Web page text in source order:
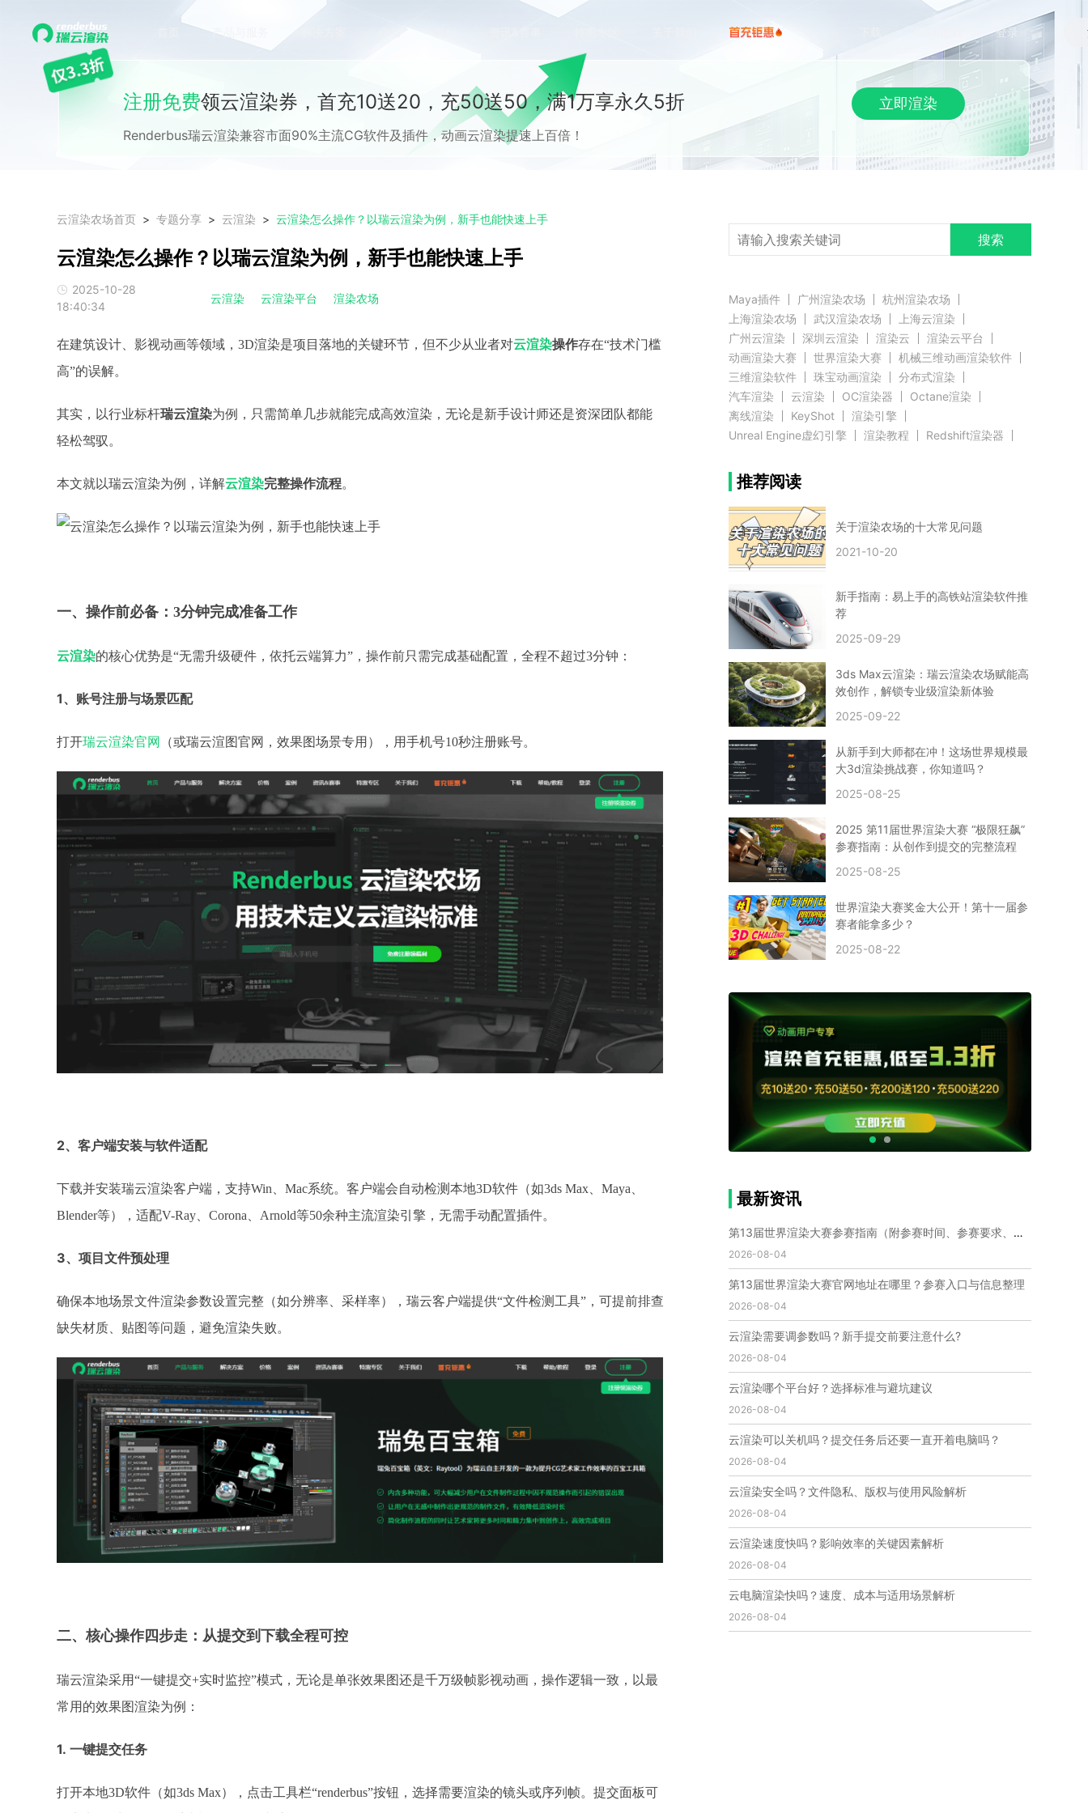
产品与服务 登录
注册免费领云渲染券，首充10送20，充50送50，满1万享永久5折
Renderbus瑞云渲染兼容市面90%主流CG软件及插件，动画云渲染提速上百倍！
立即渲染
云渲染农场首页 专题分享 云渲染 云渲染怎么操作？以瑞云渲染为例，新手也能快速上手
云渲染怎么操作？以瑞云渲染为例，新手也能快速上手
2025-10-28
18:40:34
云渲染 云渲染平台 渲染农场
在建筑设计、影视动画等领域，3D渲染是项目落地的关键环节，但不少从业者对云渲染操作存在“技术门槛
高”的误解。
其实，以行业标杆瑞云渲染为例，只需简单几步就能完成高效渲染，无论是新手设计师还是资深团队都能
轻松驾驭。
本文就以瑞云渲染为例，详解云渲染完整操作流程。
一、操作前必备：3分钟完成准备工作
云渲染的核心优势是“无需升级硬件，依托云端算力”，操作前只需完成基础配置，全程不超过3分钟：
1、 账号注册与场景匹配
打开瑞云渲染官网 （或瑞云渲图官网，效果图场景专用），用手机号10秒注册账号。
2、客户端安装与软件适配
下载并安装瑞云渲染客户端，支持Win、Mac系统。客户端会自动检测本地3D软件（如3ds Max、Maya、
Blender等），适配V-Ray、Corona、Arnold等50余种主流渲染引擎，无需手动配置插件。
3、项目文件预处理
确保本地场景文件渲染参数设置完整（如分辨率、采样率），瑞云客户端提供“文件检测工具”，可提前排查
缺失材质、贴图等问题，避免渲染失败。
二、核心操作四步走：从提交到下载全程可控
瑞云渲染采用“一键提交+实时监控”模式，无论是单张效果图还是千万级帧影视动画，操作逻辑一致，以最
常用的效果图渲染为例：
1.一键提交任务
打开本地3D软件（如3ds Max），点击工具栏“renderbus”按钮，选择需要渲染的镜头或序列帧。提交面板可
搜索
Maya插件 广州渲染农场
杭州渲染农场
上海渲染农场
武汉渲染农场
上海云渲染
广州云渲染
深圳云渲染 渲染云
渲染云平台
动画渲染大赛
世界渲染大赛
机械三维动画渲染软件
三维渲染软件
珠宝动画渲染
分布式渲染
汽车渲染
云渲染 OC渲染器
Octane渲染
离线渲染
KeyShot
渲染引擎
Unreal Engine虚幻引擎
渲染教程
Redshift渲染器
推荐阅读
3D模型教程
云渲染农场使用教程
渲染图黑色
云渲染农场价格
建筑效果图渲染
渲染速度慢
贴图教程
CG角色制作心得
动画渲染 在线渲染
渲染技巧
雕刻3D模型
Blender云端渲染
maya渲染 CG动画
动画制作
Blender
CG渲染 渲染农场
3dmax云端渲染
渲染图
CG原画
clarisse教程
拟真人物制作 实时渲染
视觉效果
视觉特效
特效 VRay制作案例
VFX案例
手动渲染农场
云渲染小课堂
CPU渲染
Arnold案例
vr渲染器
效果图渲染 免费云渲染
Autodesk
2D转3D
SU渲染 圣诞短片
风暴幽灵船
云渲染大咖专访
CG电影云渲染案例
Houdini建模案例
CG人物制作
Maya基础知识
Blender渲染技巧
3ds Max资讯
3ds Max教程
CG软件资讯
3d云渲染
3dmax渲染
Substance Painter
vray网络渲染
SAAS渲染农场
Lumion
ZBrush技巧
SketchUp教程
3dmax 渲染慢
渲染卡顿
云渲染怎么收费
纹理渲染
全局光引擎
渲染溢色
EEVEE渲染器
Cycles渲染器
C4D教程
Corona降噪器
奥斯卡
人物建模渲染
在线建模渲染
北京渲染农场
成都动画渲染
免费渲染农场
网络渲染农场
个人渲染农场
小型渲染农场
自建渲染农场
视频渲染农场
渲染农场软件
cpu渲染农场
渲染农场费用
渲染农场下载
模型软件
建模渲染软件
三维建模渲染
3d建模渲染
云渲染农场
C4D渲染农场
渲染农场收费
云渲染农场价格
瑞云渲染农场价格
动画渲染农场
第十一届世界渲染大赛
世界渲染大赛时间
世界渲染大赛官网
国际渲染大赛
国际渲染大赛排名
世界渲染大赛软件
瑞云官网
瑞云科技 端云
瑞云渲染官网
网络渲染软件
云渲染服务
云渲染怎么收费
云渲染怎么用
云渲染技术
云渲染原理 云渲染插件
云渲染软件
云渲染引擎
云渲染主机
云渲染软件厂家
免费云渲染
云渲染网站
云渲染收费 云渲染厂家
云渲染厂商
瑞云渲染大赛
3d渲染大赛
CG动画渲染大赛
瑞云渲染大赛报名页
瑞云渲染大赛奖项
瑞云渲染大赛历届大赛回顾
云渲染电脑
云渲染配置 云主机渲染
视频云渲染
实时渲染云
推荐阅读
关于渲染农场的十大常见问题
2021-10-20
新手指南：易上手的高铁站渲染软件推
荐
2025-09-29
3ds Max云渲染：瑞云渲染农场赋能高
效创作，解锁专业级渲染新体验
2025-09-22
从新手到大师都在冲！这场世界规模最
大3d渲染挑战赛，你知道吗？
2025-08-25
2025 第11届世界渲染大赛 “极限狂飙”
参赛指南：从创作到提交的完整流程
2025-08-25
世界渲染大赛奖金大公开！第十一届参
赛者能拿多少？
2025-08-22
最新资讯
第13届世界渲染大赛参赛指南（附参赛时间、参赛要求、赛事奖励等）
2026-08-04
第13届世界渲染大赛官网地址在哪里？参赛入口与信息整理
2026-08-04
云渲染需要调参数吗？新手提交前要注意什么?
2026-08-04
云渲染哪个平台好？选择标准与避坑建议
2026-08-04
云渲染可以关机吗？提交任务后还要一直开着电脑吗？
2026-08-04
云渲染安全吗？文件隐私、版权与使用风险解析
2026-08-04
云渲染速度快吗？影响效率的关键因素解析
2026-08-04
云电脑渲染快吗？速度、成本与适用场景解析
2026-08-04